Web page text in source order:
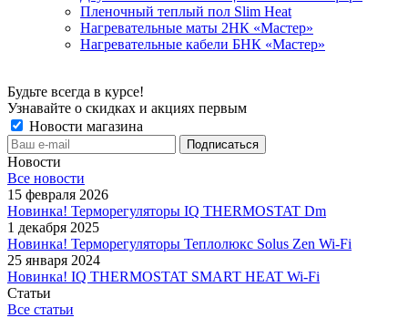
Пленочный теплый пол Slim Heat
Нагревательные маты 2НК «Мастер»
Нагревательные кабели БНК «Мастер»
Будьте всегда в курсе!
Узнавайте о скидках и акциях первым
Новости магазина
Новости
Все новости
15 февраля 2026
Новинка! Терморегуляторы IQ THERMOSTAT Dm
1 декабря 2025
Новинка! Терморегуляторы Теплолюкс Solus Zen Wi-Fi
25 января 2024
Новинка! IQ THERMOSTAT SMART HEAT Wi-Fi
Статьи
Все статьи